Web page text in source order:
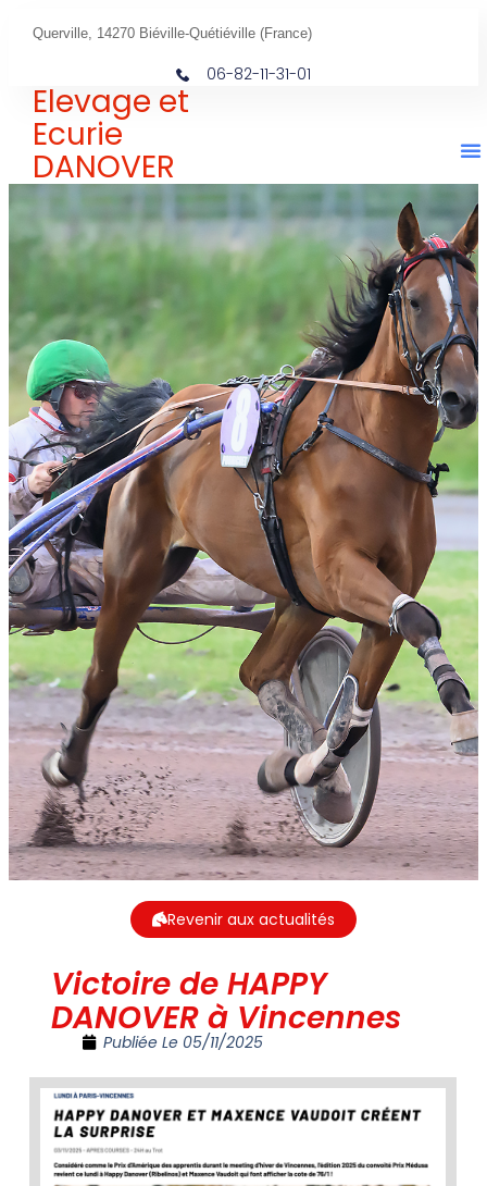
Querville, 14270 Biéville-Quétiéville (France)
06-82-11-31-01
Elevage et
Ecurie
DANOVER
Revenir aux actualités
Victoire de HAPPY
DANOVER à Vincennes
Publiée Le 05/11/2025